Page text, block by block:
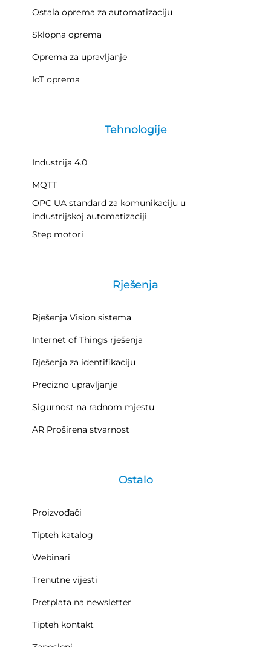
Ostala oprema za automatizaciju
Sklopna oprema
Oprema za upravljanje
IoT oprema
Tehnologije
Industrija 4.0
MQTT
OPC UA standard za komunikaciju u
industrijskoj automatizaciji
Step motori
Rješenja
Rješenja Vision sistema
Internet of Things rješenja
Rješenja za identifikaciju
Precizno upravljanje
Sigurnost na radnom mjestu
AR Proširena stvarnost
Ostalo
Proizvođači
Tipteh katalog
Webinari
Trenutne vijesti
Pretplata na newsletter
Tipteh kontakt